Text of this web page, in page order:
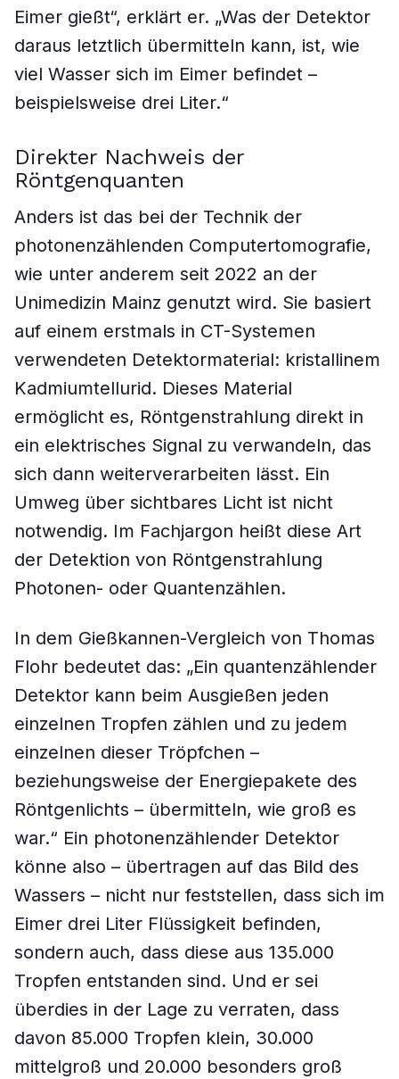
Eimer gießt“, erklärt er. „Was der Detektor
daraus letztlich übermitteln kann, ist, wie
viel Wasser sich im Eimer befindet –
beispielsweise drei Liter.“
Direkter Nachweis der
Röntgenquanten
Anders ist das bei der Technik der
photonenzählenden Computertomografie,
wie unter anderem seit 2022 an der
Unimedizin Mainz genutzt wird. Sie basiert
auf einem erstmals in CT-Systemen
verwendeten Detektormaterial: kristallinem
Kadmiumtellurid. Dieses Material
ermöglicht es, Röntgenstrahlung direkt in
ein elektrisches Signal zu verwandeln, das
sich dann weiterverarbeiten lässt. Ein
Umweg über sichtbares Licht ist nicht
notwendig. Im Fachjargon heißt diese Art
der Detektion von Röntgenstrahlung
Photonen- oder Quantenzählen.
In dem Gießkannen-Vergleich von Thomas
Flohr bedeutet das: „Ein quantenzählender
Detektor kann beim Ausgießen jeden
einzelnen Tropfen zählen und zu jedem
einzelnen dieser Tröpfchen –
beziehungsweise der Energiepakete des
Röntgenlichts – übermitteln, wie groß es
war.“ Ein photonenzählender Detektor
könne also – übertragen auf das Bild des
Wassers – nicht nur feststellen, dass sich im
Eimer drei Liter Flüssigkeit befinden,
sondern auch, dass diese aus 135.000
Tropfen entstanden sind. Und er sei
überdies in der Lage zu verraten, dass
davon 85.000 Tropfen klein, 30.000
mittelgroß und 20.000 besonders groß